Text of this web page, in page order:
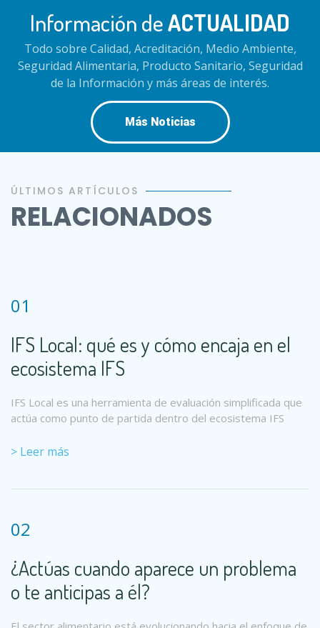
Información deACTUALIDAD
Todo sobre Calidad, Acreditación, Medio Ambiente,
Seguridad Alimentaria, Producto Sanitario, Seguridad
de la Información y más áreas de interés.
Más Noticias
ÚLTIMOS ARTÍCULOS
RELACIONADOS
01
IFS Local: qué es y cómo encaja en el
ecosistema IFS
IFS Local es una herramienta de evaluación simplificada que
actúa como punto de partida dentro del ecosistema IFS
> Leer más
02
¿Actúas cuando aparece un problema
o te anticipas a él?